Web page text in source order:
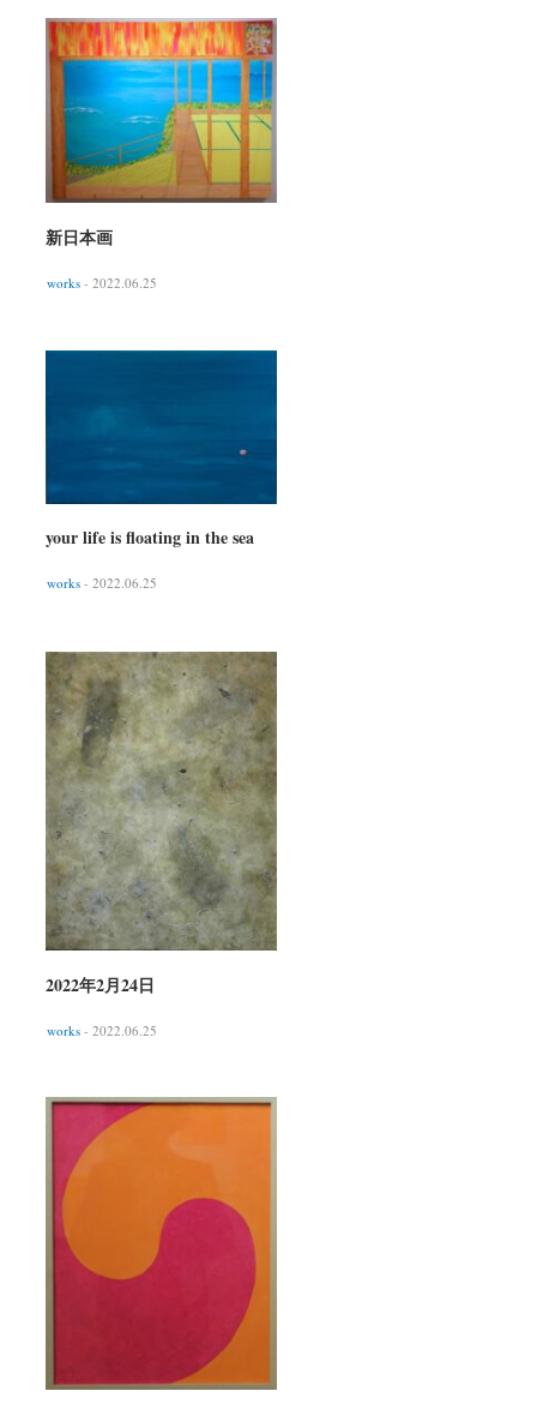
新日本画
works - 2022.06.25
your life is floating in the sea
works - 2022.06.25
2022年2月24日
works - 2022.06.25